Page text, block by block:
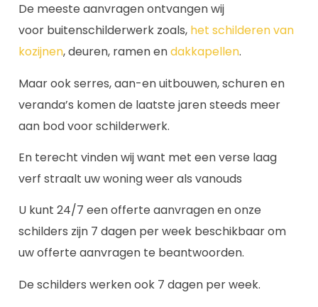
De meeste aanvragen ontvangen wij
voor buitenschilderwerk zoals, het schilderen van
kozijnen, deuren, ramen endakkapellen.
Maar ook serres, aan-en uitbouwen, schuren en
veranda’s komen de laatste jaren steeds meer
aan bod voor schilderwerk.
En terecht vinden wij want met een verse laag
verf straalt uw woning weer als vanouds
U kunt 24/7 een offerte aanvragen en onze
schilders zijn 7 dagen per week beschikbaar om
uw offerte aanvragen te beantwoorden.
De schilders werken ook 7 dagen per week.